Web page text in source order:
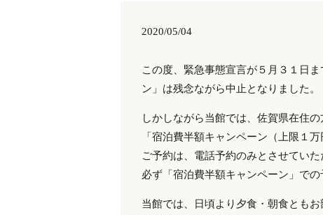
2020/05/04
この度、緊急事態宣言が５月３１日
ン」は残念ながら中止となりました。
しかしながら当館では、佐賀県在住
「宿泊費半額キャンペーン（上限１
ご予約は、電話予約のみとさせていた
必ず「宿泊費半額キャンペーン」での
当館では、日頃より夕食・朝食とも